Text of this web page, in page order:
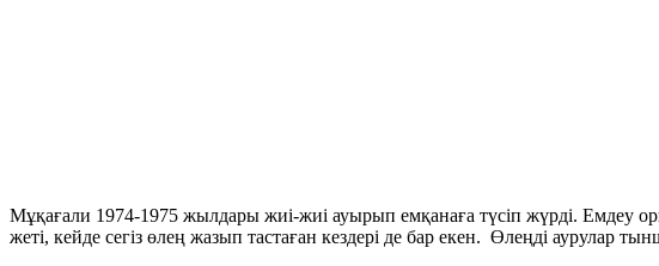
Мұқағали 1974-1975 жылдары жиі-жиі ауырып емқанаға түсіп жүрді. Емдеу
жеті, кейде сегіз өлең жазып тастаған кездері де бар екен. Өлеңді аурулар